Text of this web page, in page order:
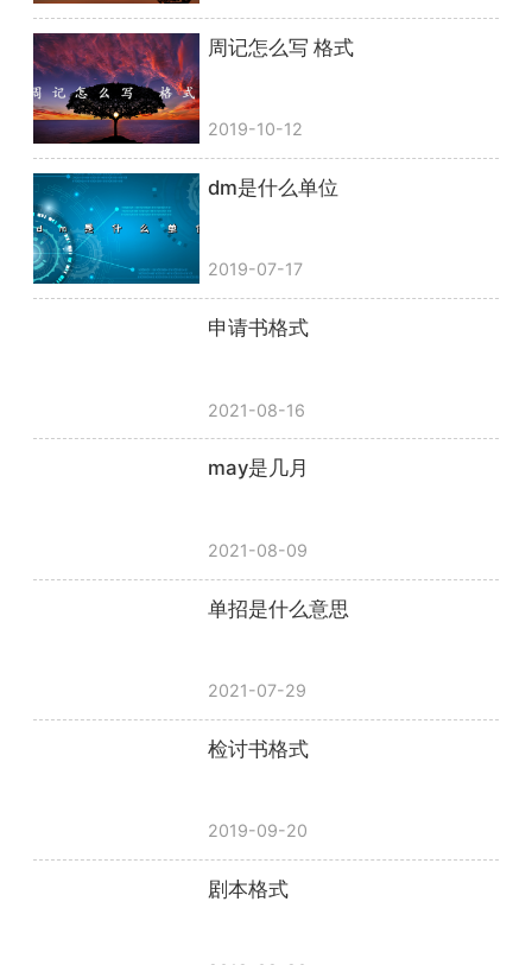
周记怎么写 格式
2019-10-12
dm是什么单位
2019-07-17
申请书格式
2021-08-16
may是几月
2021-08-09
单招是什么意思
2021-07-29
检讨书格式
2019-09-20
剧本格式